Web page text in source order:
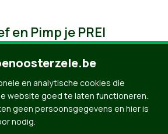
en Pimp je PREI
en analytische cookies die
website goed te laten functioneren.
geen persoonsgegevens en hier is
nodig.